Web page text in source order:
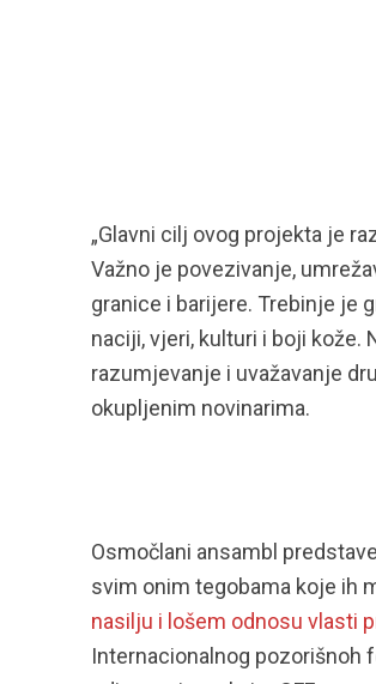
„Glavni cilj ovog projekta je
Važno je povezivanje,
granice i barijere. Trebinje je
naciji, vjeri, kulturi i boji
razumjevanje i uvažavanje
okupljenim novinarima.
Osmočlani ansambl
svim onim tegobama koje ih
nasilju i lošem odnosu vlasti
Internacionalnog pozorišnoh